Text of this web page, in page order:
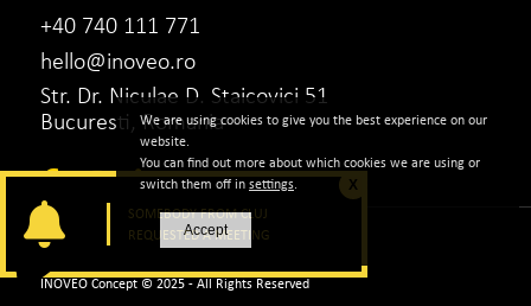
SOMEBODY FROM CLUJ
REQUESTED A MEETING
X
+40 740 111 771
hello@inoveo.ro
Str. Dr. Niculae D. Staicovici 51
Bucuresti, Romania
Politica de confidentialitate |Politica de Cookie
INOVEO Concept © 2025 - All Rights Reserved
We are using cookies to give you the best experience on our
website.
You can find out more about which cookies we are using or
switch them off insettings.
Accept